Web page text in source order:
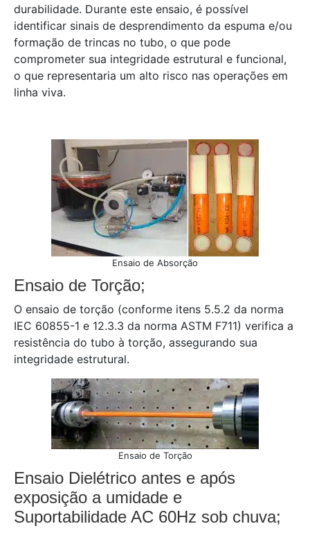
durabilidade. Durante este ensaio, é possível
identificar sinais de desprendimento da espuma e/ou
formação de trincas no tubo, o que pode
comprometer sua integridade estrutural e funcional,
o que representaria um alto risco nas operações em
linha viva.
Ensaio de Absorção
Ensaio de Torção;
O ensaio de torção (conforme itens 5.5.2 da norma
IEC 60855-1 e 12.3.3 da norma ASTM F711) verifica a
resistência do tubo à torção, assegurando sua
integridade estrutural.
Ensaio de Torção
Ensaio Dielétrico antes e após
exposição a umidade e
Suportabilidade AC 60Hz sob chuva;